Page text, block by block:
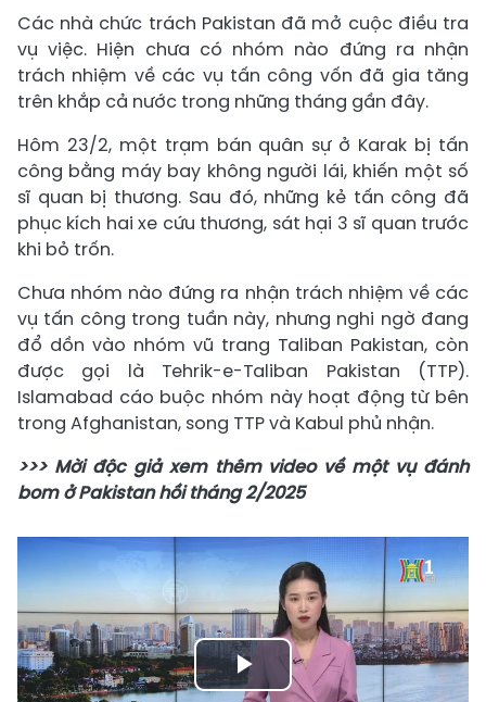
Các nhà chức trách Pakistan đã mở cuộc điều tra
vụ việc. Hiện chưa có nhóm nào đứng ra nhận
trách nhiệm về các vụ tấn công vốn đã gia tăng
trên khắp cả nước trong những tháng gần đây.
Hôm 23/2, một trạm bán quân sự ở Karak bị tấn
công bằng máy bay không người lái, khiến một số
sĩ quan bị thương. Sau đó, những kẻ tấn công đã
phục kích hai xe cứu thương, sát hại 3 sĩ quan trước
khi bỏ trốn.
Chưa nhóm nào đứng ra nhận trách nhiệm về các
vụ tấn công trong tuần này, nhưng nghi ngờ đang
đổ dồn vào nhóm vũ trang Taliban Pakistan, còn
được gọi là Tehrik-e-Taliban Pakistan (TTP).
Islamabad cáo buộc nhóm này hoạt động từ bên
trong Afghanistan, song TTP và Kabul phủ nhận.
>>> Mời độc giả xem thêm video về một vụ đánh
bom ở Pakistan hồi tháng 2/2025
Play